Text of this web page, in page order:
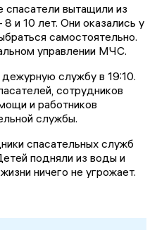
вытащили из
и 10 лет. Они оказались у
самостоятельно.
управлении МЧС.
службу в 19:10.
сотрудников
и работников
службы.
спасательных служб
подняли из воды и
ничего не угрожает.